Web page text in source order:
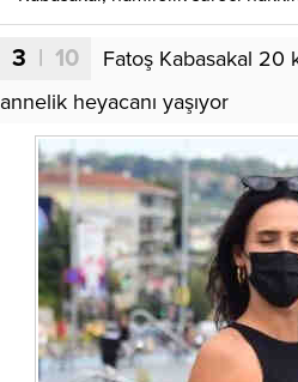
3 | 10
Fatoş Kabasakal 20
annelik heyacanı yaşıyor